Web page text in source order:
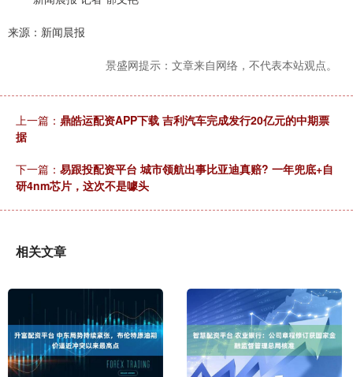
来源：新闻晨报
景盛网提示：文章来自网络，不代表本站观点。
上一篇： 鼎皓运配资APP下载 吉利汽车完成发行20亿元的中期票
据
下一篇： 易跟投配资平台 城市领航出事比亚迪真赔? 一年兜底+自
研4nm芯片，这次不是噱头
相关文章